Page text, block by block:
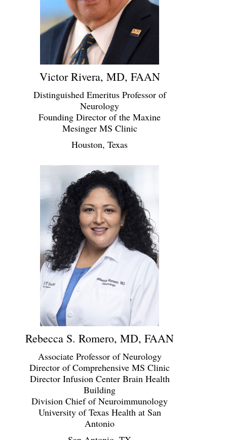
Victor Rivera, MD, FAAN
Distinguished Emeritus Professor of
Neurology
Founding Director of the Maxine
Mesinger MS Clinic
Houston, Texas
Rebecca S. Romero, MD, FAAN
Associate Professor of Neurology
Director of Comprehensive MS Clinic
Director Infusion Center Brain Health
Building
Division Chief of Neuroimmunology
University of Texas Health at San
Antonio